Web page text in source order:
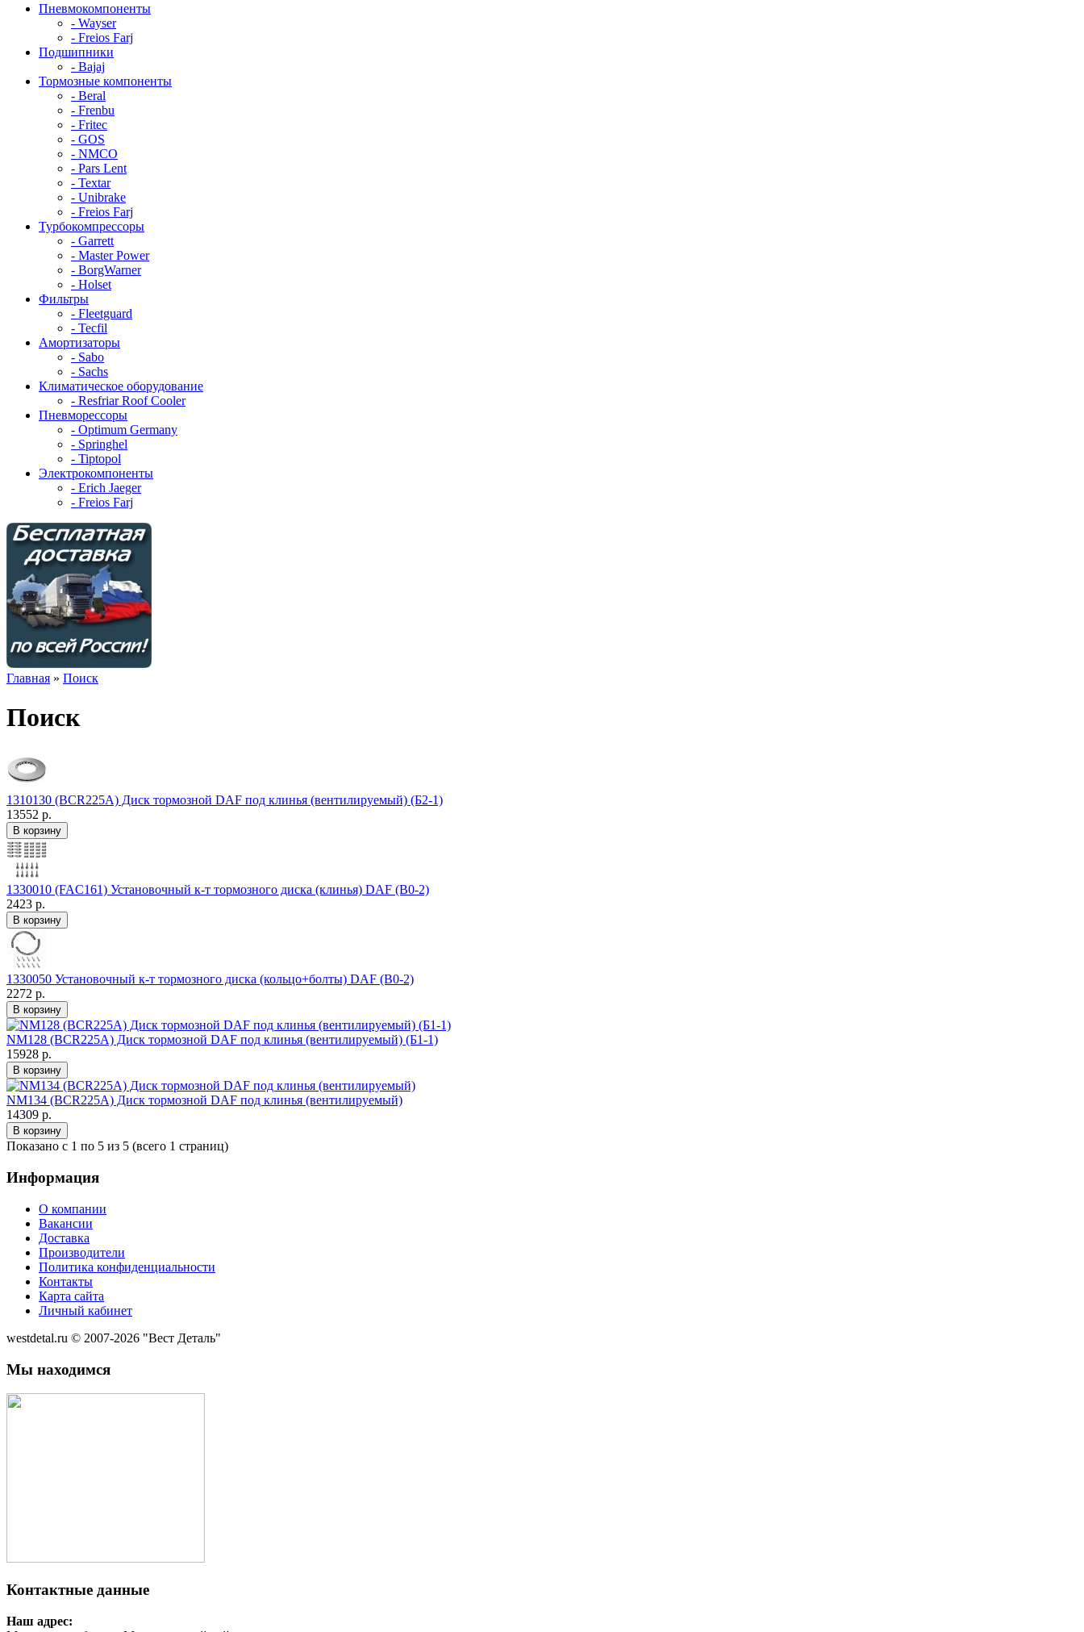
Пневмокомпоненты
- Wayser
- Freios Farj
Подшипники
- Bajaj
Тормозные компоненты
- Beral
- Frenbu
- Fritec
- GOS
- NMCO
- Pars Lent
- Textar
- Unibrake
- Freios Farj
Турбокомпрессоры
- Garrett
- Master Power
- BorgWarner
- Holset
Фильтры
- Fleetguard
- Tecfil
Амортизаторы
- Sabo
- Sachs
Климатическое оборудование
- Resfriar Roof Cooler
Пневморессоры
- Optimum Germany
- Springhel
- Tiptopol
Электрокомпоненты
- Erich Jaeger
- Freios Farj
Главная » Поиск
Поиск
1310130 (BCR225A) Диск тормозной DAF под клинья (вентилируемый) (Б2-1)
13552 р.
1330010 (FAC161) Установочный к-т тормозного диска (клинья) DAF (В0-2)
2423 р.
1330050 Установочный к-т тормозного диска (кольцо+болты) DAF (В0-2)
2272 р.
NM128 (BCR225A) Диск тормозной DAF под клинья (вентилируемый) (Б1-1)
15928 р.
NM134 (BCR225A) Диск тормозной DAF под клинья (вентилируемый)
14309 р.
Показано с 1 по 5 из 5 (всего 1 страниц)
Информация
О компании
Вакансии
Доставка
Производители
Политика конфиденциальности
Контакты
Карта сайта
Личный кабинет
westdetal.ru © 2007-2026 "Вест Деталь"
Мы находимся
Контактные данные
Наш адрес: